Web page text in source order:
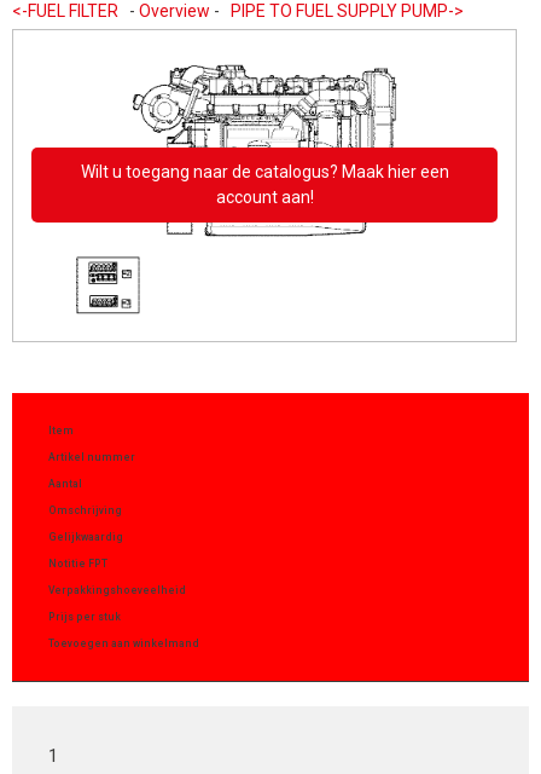
<-FUEL FILTER - Overview - PIPE TO FUEL SUPPLY PUMP->
Wilt u toegang naar de catalogus? Maak hier een
account aan!
Item
Artikel nummer
Aantal
Omschrijving
Gelijkwaardig
Notitie FPT
Verpakkingshoeveelheid
Prijs per stuk
Toevoegen aan winkelmand
1